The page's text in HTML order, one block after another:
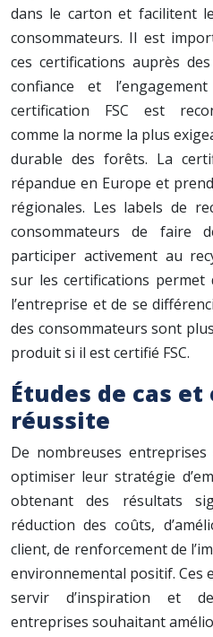
dans le carton et facilitent
consommateurs. Il est
ces certifications auprès
confiance et
certification FSC est
comme la norme la plus
durable des forêts. La
répandue en Europe et
régionales. Les labels de
consommateurs de faire
participer activement au
sur les certifications
l’entreprise et de se
des consommateurs sont
produit si il est certifié FSC.
Études de cas
réussite
De nombreuses
optimiser leur stratégie
obtenant des résultats
réduction des coûts,
client, de renforcement de
environnemental positif. Ces
servir d’inspiration et
entreprises souhaitant